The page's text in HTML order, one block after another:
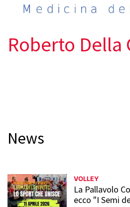
Roberto Della
News
VOLLEY
La Pallavolo
ecco "I Semi